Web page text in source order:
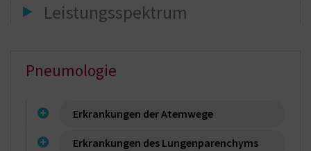
Leistungsspektrum
Pneumologie
Erkrankungen der Atemwege
Erkrankungen des Lungenparenchyms